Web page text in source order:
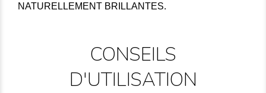
NATURELLEMENT BRILLANTES.
CONSEILS
D'UTILISATION